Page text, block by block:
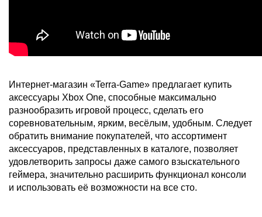
Интернет-магазин «Terra-Game» предлагает купить
аксессуары Xbox One, способные максимально
разнообразить игровой процесс, сделать его
соревновательным, ярким, весёлым, удобным. Следует
обратить внимание покупателей, что ассортимент
аксессуаров, представленных в каталоге, позволяет
удовлетворить запросы даже самого взыскательного
геймера, значительно расширить функционал консоли
и использовать её возможности на все сто.